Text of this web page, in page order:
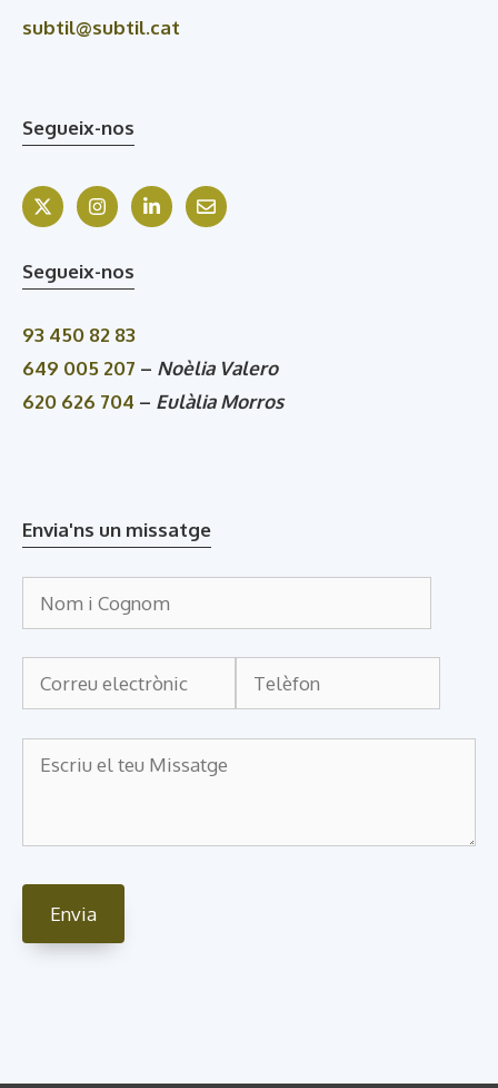
subtil@subtil.cat
Segueix-nos
Segueix-nos
93 450 82 83
649 005 207 – Noèlia Valero
620 626 704 – Eulàlia Morros
Envia'ns un missatge